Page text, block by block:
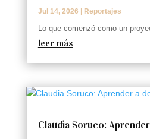
Jul 14, 2026 Reportajes
Lo que comenzó como un
leer más
Claudia Soruco: